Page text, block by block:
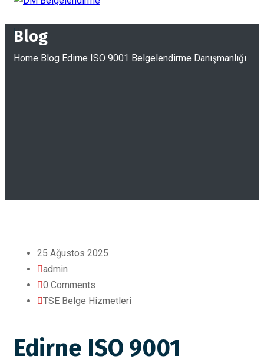
Blog
Home Blog Edirne ISO 9001 Belgelendirme Danışmanlığı
25 Ağustos 2025
admin
0 Comments
TSE Belge Hizmetleri
Edirne ISO 9001